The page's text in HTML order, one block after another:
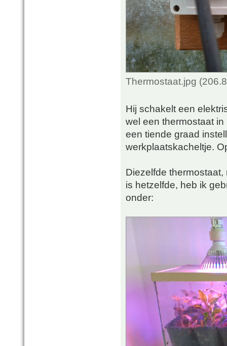
Thermostaat.jpg
Hij schakelt een
wel een thermostaat
een tiende graad
werkplaatskacheltje.
Diezelfde
is hetzelfde, heb ik
onder: